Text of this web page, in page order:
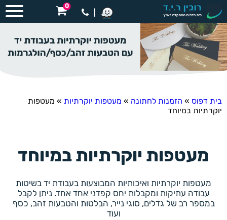
0
בית דפוס » הזמנות לחתונה » מעטפות יוקרתיות » מעטפות
יוקרתיות במיוחד
מעטפות יוקרתיות במיוחד
מעטפות יוקרתיות ואיכותיות המבוצעות בעבודת יד בשיטות
עבודה עתיקות ומקבלות יחס קפדני אחד אחד. ניתן לקבל
במספר רב של גדלים, סוגי נייר, הבלטות והטבעות זהב, כסף
ועוד